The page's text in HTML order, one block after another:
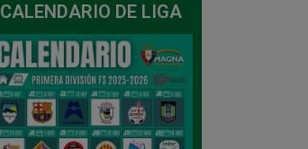
CALENDARIO DE LIGA